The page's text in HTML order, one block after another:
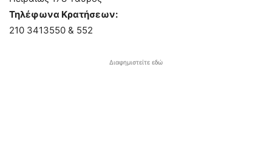
Τηλέφωνα Κρατήσεων:
210 3413550 & 552
Διαφημιστείτε εδώ